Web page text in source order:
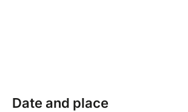
Date and place